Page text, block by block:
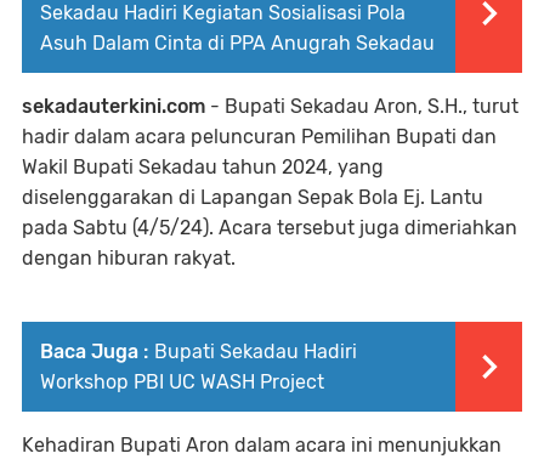
Sekadau Hadiri Kegiatan Sosialisasi Pola
Asuh Dalam Cinta di PPA Anugrah Sekadau
sekadauterkini.com - Bupati Sekadau Aron, S.H., turut
hadir dalam acara peluncuran Pemilihan Bupati dan
Wakil Bupati Sekadau tahun 2024, yang
diselenggarakan di Lapangan Sepak Bola Ej. Lantu
pada Sabtu (4/5/24). Acara tersebut juga dimeriahkan
dengan hiburan rakyat.
Baca Juga : Bupati Sekadau Hadiri
Workshop PBI UC WASH Project
Kehadiran Bupati Aron dalam acara ini menunjukkan